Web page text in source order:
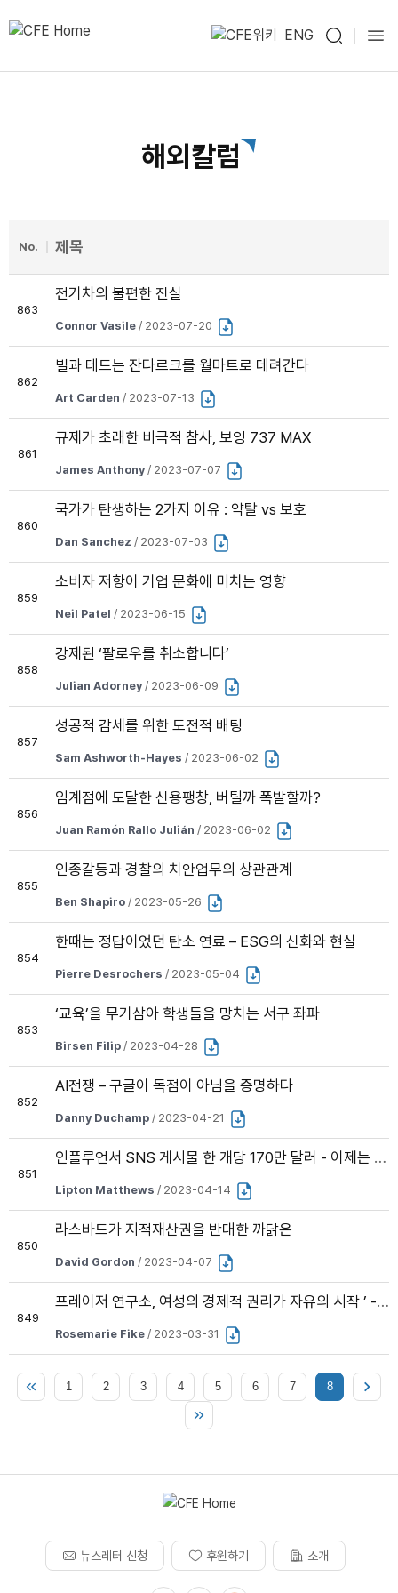
ENG
해외칼럼
No. 제목
863
전기차의 불편한 진실
Connor Vasile / 2023-07-20
862
빌과 테드는 잔다르크를 월마트로 데려간다
Art Carden / 2023-07-13
861
규제가 초래한 비극적 참사, 보잉 737 MAX
James Anthony / 2023-07-07
860
국가가 탄생하는 2가지 이유 : 약탈 vs 보호
Dan Sanchez / 2023-07-03
859
소비자 저항이 기업 문화에 미치는 영향
Neil Patel / 2023-06-15
858
강제된 ‘팔로우를 취소합니다’
Julian Adorney / 2023-06-09
857
성공적 감세를 위한 도전적 배팅
Sam Ashworth-Hayes / 2023-06-02
856
임계점에 도달한 신용팽창, 버틸까 폭발할까?
Juan Ramón Rallo Julián / 2023-06-02
855
인종갈등과 경찰의 치안업무의 상관관계
Ben Shapiro / 2023-05-26
854
한때는 정답이었던 탄소 연료 – ESG의 신화와 현실
Pierre Desrochers / 2023-05-04
853
‘교육’을 무기삼아 학생들을 망치는 서구 좌파
Birsen Filip / 2023-04-28
852
AI전쟁 – 구글이 독점이 아님을 증명하다
Danny Duchamp / 2023-04-21
851
인플루언서 SNS 게시물 한 개당 170만 달러 - 이제는 존중해야
Lipton Matthews / 2023-04-14
850
라스바드가 지적재산권을 반대한 까닭은
David Gordon / 2023-04-07
849
프레이저 연구소, 여성의 경제적 권리가 자유의 시작 ’ - 현실은 42 개국 은행 계좌 개설 제한
Rosemarie Fike / 2023-03-31
1 2 3 4 5 6 7 8
뉴스레터 신청 후원하기 소개